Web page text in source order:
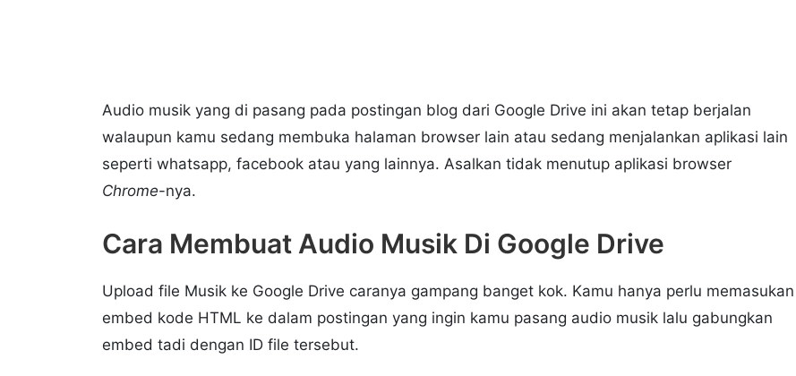
Audio musik yang di pasang pada postingan blog dari Google Drive ini akan tetap berjalan
walaupun kamu sedang membuka halaman browser lain atau sedang menjalankan aplikasi lain
seperti whatsapp, facebook atau yang lainnya. Asalkan tidak menutup aplikasi browser
Chrome-nya.
Cara Membuat Audio Musik Di Google Drive
Upload file Musik ke Google Drive caranya gampang banget kok. Kamu hanya perlu memasukan
embed kode HTML ke dalam postingan yang ingin kamu pasang audio musik lalu gabungkan
embed tadi dengan ID file tersebut.